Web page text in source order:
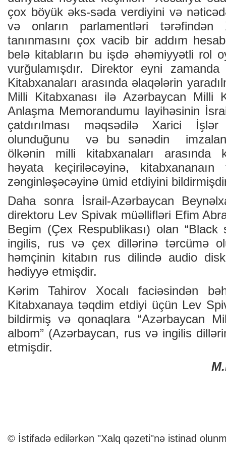
çox böyük əks-səda verdiyini və
və onların parlamentləri tərəfindən
tanınmasını çox vacib bir addım
belə kitabların bu işdə əhəmiyyətli rol
vurğulamışdır. Direktor eyni
Kitabxanaları arasında əlaqələrin
Milli Kitabxanası ilə Azərbaycan Milli
Anlaşma Memorandumu layihəsinin
çatdırılması məqsədilə Xarici
olunduğunu və bu sənədin
ölkənin milli kitabxanaları arasında
həyata keçiriləcəyinə,
zənginləşəcəyinə ümid etdiyini
Daha sonra İsrail-Azərbaycan
direktoru Lev Spivak müəllifləri Efim
Begim (Çex Respublikası) olan “Black
ingilis, rus və çex dillərinə tərcümə
həmçinin kitabın rus dilində audio
hədiyyə etmişdir.
Kərim Tahirov Xocalı faciəsindən
Kitabxanaya təqdim etdiyi üçün Lev
bildirmiş və qonaqlara “Azərbaycan
albom” (Azərbaycan, rus və ingilis
etmişdir.
© İstifadə edilərkən "Xalq qəzeti"nə istinad